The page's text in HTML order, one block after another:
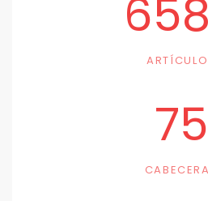
75